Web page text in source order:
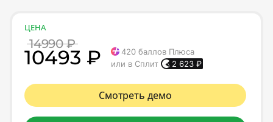
ЦЕНА
14990 ₽
10493 ₽ 420 баллов Плюса
или в Сплит
2 623 ₽
Смотреть демо